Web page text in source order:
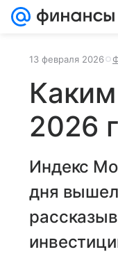
13 февраля 2026
2026
Индекс
дня